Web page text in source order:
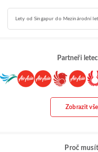
Lety od Singapur do Mezinárodní
Partneři
Zobrazit
Proč